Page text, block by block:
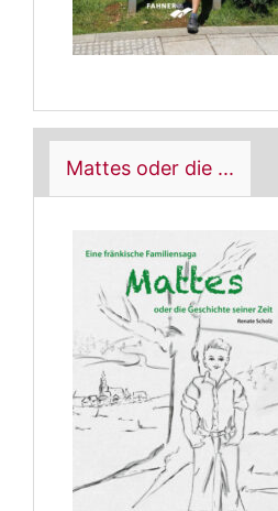
Mattes oder die ...